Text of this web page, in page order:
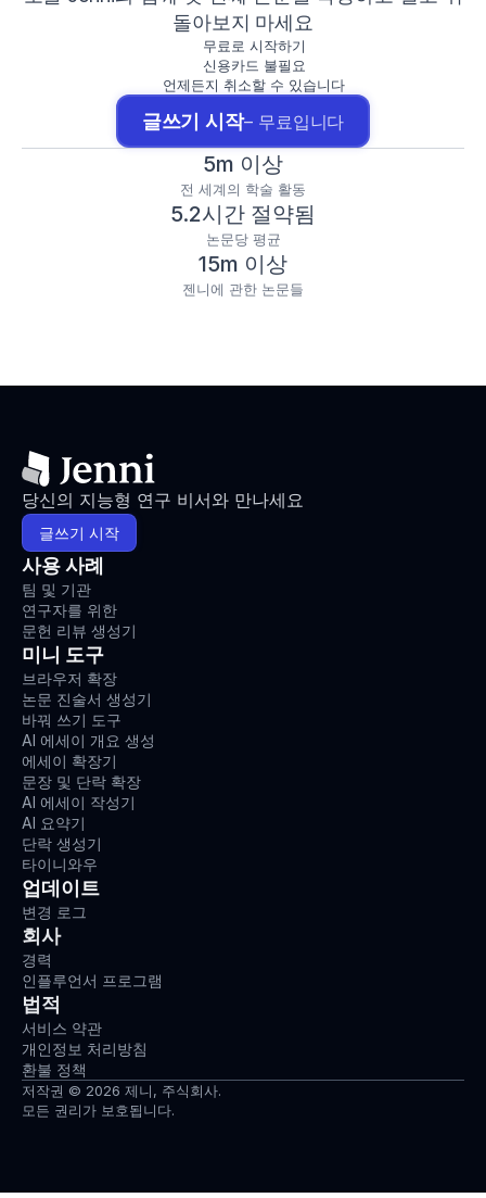
돌아보지 마세요
무료로 시작하기
신용카드 불필요
언제든지 취소할 수 있습니다
글쓰기 시작– 무료입니다
5m 이상
전 세계의 학술 활동
5.2시간 절약됨
논문당 평균
15m 이상
젠니에 관한 논문들
당신의 지능형 연구 비서와 만나세요
글쓰기 시작
사용 사례
팀 및 기관
연구자를 위한
문헌 리뷰 생성기
미니 도구
브라우저 확장
논문 진술서 생성기
바꿔 쓰기 도구
AI 에세이 개요 생성
에세이 확장기
문장 및 단락 확장
AI 에세이 작성기
AI 요약기
단락 생성기
타이니와우
업데이트
변경 로그
회사
경력
인플루언서 프로그램
법적
서비스 약관
개인정보 처리방침
환불 정책
저작권 © 2026 제니, 주식회사.
모든 권리가 보호됩니다.